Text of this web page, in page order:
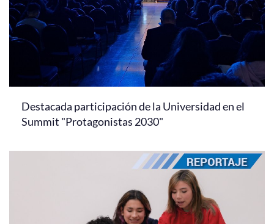
Destacada participación de la Universidad en el
Summit "Protagonistas 2030"